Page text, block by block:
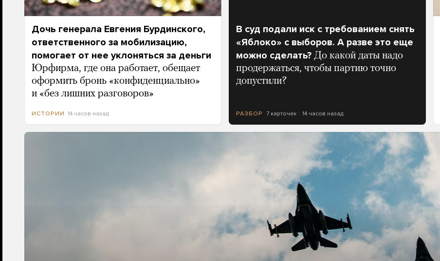
Дочь генерала Евгения Бурдинского,
ответственного за мобилизацию,
помогает от нее уклоняться за деньги
Юрфирма, где она работает, обещает
оформить бронь «конфиденциально»
и «без лишних разговоров»
ИСТОРИИ 14 часов назад
В суд подали иск с требованием снять
«Яблоко» с выборов. А разве это еще
можно сделать? До какой даты надо
продержаться, чтобы партию точно
допустили?
РАЗБОР 7 карточек 14 часов назад